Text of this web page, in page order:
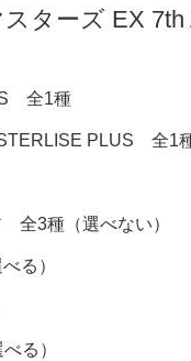
ターズ EX 7th
全1種
PLUS 全1
全3種（選べない）
る）
る）